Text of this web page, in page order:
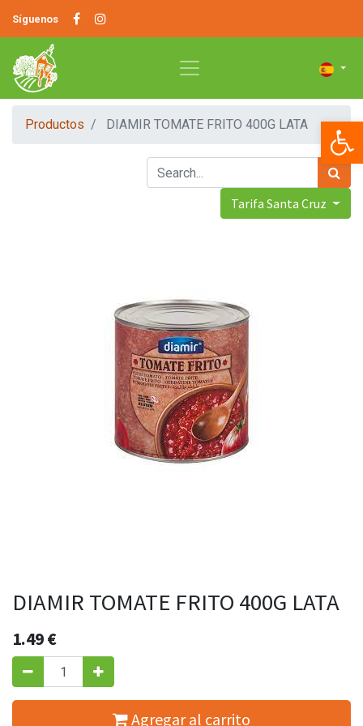
Síguenos
Productos DIAMIR TOMATE FRITO 400G LATA
Tarifa Santa Cruz
DIAMIR TOMATE FRITO 400G LATA
1.49€
Agregar al carrito